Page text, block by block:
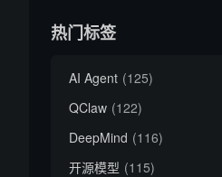
热门标签
AI Agent (125)
QClaw (122)
DeepMind (116)
开源模型 (115)